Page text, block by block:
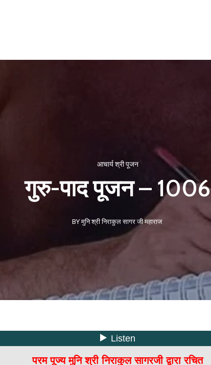
आचार्य श्री पूजन
गुरु-पाद पूजन – 1006
BY मुनि श्री निराकुल सागर जी महाराज
परम पूज्य मुनि श्री निराकुल सागरजी द्वारा रचित